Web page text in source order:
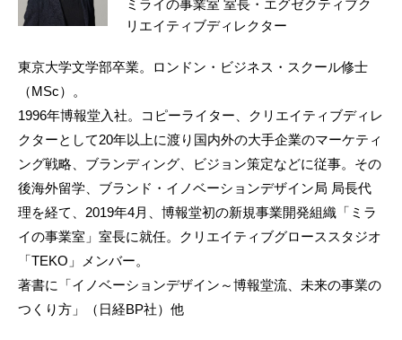
ミライの事業室 室長・エグゼクティブク
リエイティブディレクター
東京大学文学部卒業。ロンドン・ビジネス・スクール修士
（MSc）。
1996年博報堂入社。コピーライター、クリエイティブディレ
クターとして20年以上に渡り国内外の大手企業のマーケティ
ング戦略、ブランディング、ビジョン策定などに従事。その
後海外留学、ブランド・イノベーションデザイン局 局長代
理を経て、2019年4月、博報堂初の新規事業開発組織「ミラ
イの事業室」室長に就任。クリエイティブグローススタジオ
「TEKO」メンバー。
著書に「イノベーションデザイン～博報堂流、未来の事業の
つくり方」（日経BP社）他